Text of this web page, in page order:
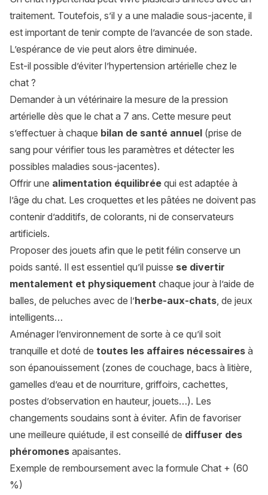
traitement. Toutefois, s’il y a une maladie sous-jacente, il
est important de tenir compte de l’avancée de son stade.
L’espérance de vie peut alors être diminuée.
Est-il possible d’éviter l’hypertension artérielle chez le
chat ?
Demander à un vétérinaire la mesure de la pression
artérielle dès que le chat a 7 ans. Cette mesure peut
s’effectuer à chaque bilan de santé annuel (prise de
sang pour vérifier tous les paramètres et détecter les
possibles maladies sous-jacentes).
Offrir une alimentation équilibrée qui est adaptée à
l’âge du chat. Les croquettes et les pâtées ne doivent pas
contenir d’additifs, de colorants, ni de conservateurs
artificiels.
Proposer des jouets afin que le petit félin conserve un
poids santé. Il est essentiel qu’il puisse se divertir
mentalement et physiquement chaque jour à l’aide de
balles, de peluches avec de l’herbe-aux-chats, de jeux
intelligents…
Aménager l’environnement de sorte à ce qu’il soit
tranquille et doté de toutes les affaires nécessaires à
son épanouissement (zones de couchage, bacs à litière,
gamelles d’eau et de nourriture, griffoirs, cachettes,
postes d’observation en hauteur, jouets…). Les
changements soudains sont à éviter. Afin de favoriser
une meilleure quiétude, il est conseillé de diffuser des
phéromones apaisantes.
Exemple de remboursement avec la formule Chat + (60
%)